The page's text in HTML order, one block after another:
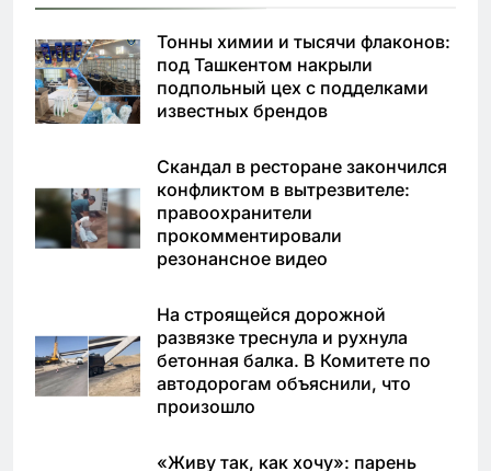
Тонны химии и тысячи флаконов:
под Ташкентом накрыли
подпольный цех с подделками
известных брендов
Скандал в ресторане закончился
конфликтом в вытрезвителе:
правоохранители
прокомментировали
резонансное видео
На строящейся дорожной
развязке треснула и рухнула
бетонная балка. В Комитете по
автодорогам объяснили, что
произошло
«Живу так, как хочу»: парень